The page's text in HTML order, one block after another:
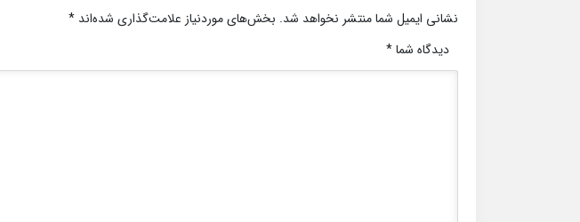
نشانی ایمیل شما منتشر نخواهد شد. بخش‌های موردنیاز علامت‌گذاری شده‌اند *
دیدگاه شما*